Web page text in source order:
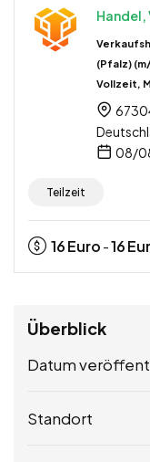
Handel,
(Pfalz)
Vollzeit,
08/
Teilzeit
16Euro -16
Überblick
Datum
Standort